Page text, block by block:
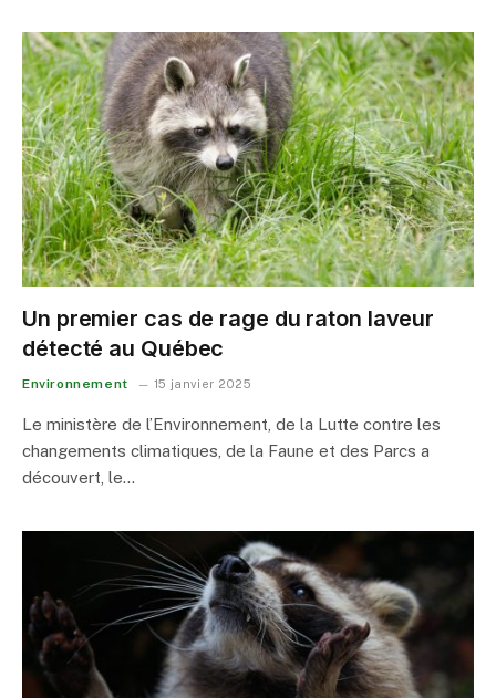
Un premier cas de rage du raton laveur
détecté au Québec
Environnement 15 janvier 2025
Le ministère de l’Environnement, de la Lutte contre les
changements climatiques, de la Faune et des Parcs a
découvert, le…